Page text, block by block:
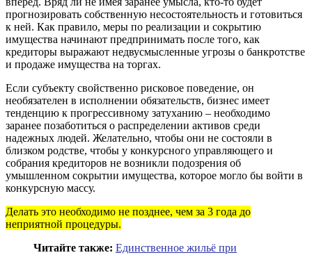
прогнозировать собственную несостоятельность и готовиться
к ней. Как правило, меры по реализации и сокрытию
имущества начинают предпринимать после того, как
кредиторы выражают недвусмысленные угрозы о банкротстве
и продаже имущества на торгах.
Если субъекту свойственно рисковое поведение, он
необязателен в исполнении обязательств, бизнес имеет
тенденцию к прогрессивному затуханию – необходимо
заранее позаботиться о распределении активов среди
надежных людей. Желательно, чтобы они не состояли в
близком родстве, чтобы у конкурсного управляющего и
собрания кредиторов не возникли подозрения об
умышленном сокрытии имущества, которое могло бы войти в
конкурсную массу.
Делать это необходимо не позднее, чем за 3 года до
неприятной процедуры.
Читайте также: Единственное жильё при